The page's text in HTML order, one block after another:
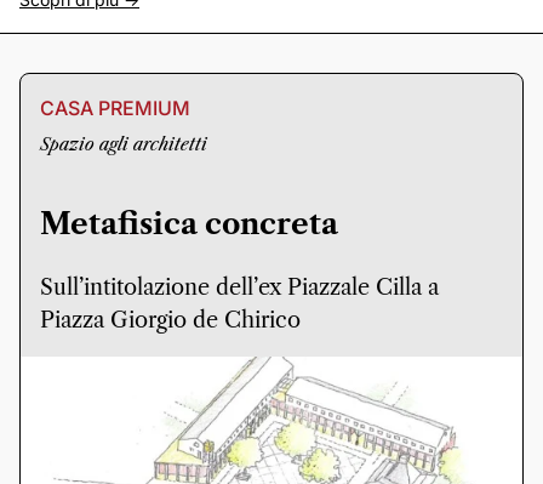
CASA PREMIUM
Spazio agli architetti
Metafisica concreta
Sull’intitolazione dell’ex Piazzale Cilla a
Piazza Giorgio de Chirico